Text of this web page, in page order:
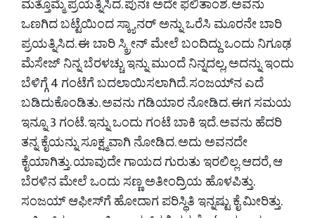
ಮತ್ತೊಮ್ಮೆ ಪ್ರಯತ್ನಿಸಿದ. ಪುನಃ ಅದೇ ಫಲಿತಾಂಶ. ಅವನು
ಒಣಗಿದ ಬಟ್ಟೆಯಿಂದ ಸ್ಕ್ಯಾನರ್ ಅನ್ನು ಒರೆಸಿ ಮೂರನೇ ಬಾರಿ
ಪ್ರಯತ್ನಿಸಿದ. ಈ ಬಾರಿ ಸ್ಕ್ರೀನ್ ಮೇಲೆ ಬಂದಿದ್ದು ಒಂದು ನಿಗೂಢ
ಮೆಸೇಜ್ ನಿನ್ನ ಬೆರಳಚ್ಚು ಇನ್ನು ಮುಂದೆ ನಿನ್ನದಲ್ಲ, ಅದನ್ನು ಇಂದು
ಬೆಳಿಗ್ಗೆ 4 ಗಂಟೆಗೆ ಬದಲಾಯಿಸಲಾಗಿದೆ. ಸಂಜಯ್‌ನ ಎದೆ
ಬಡಿದುಕೊಂಡಿತು. ಅವನು ಗಡಿಯಾರ ನೋಡಿದ. ಈಗ ಸಮಯ
ಇನ್ನೂ 3 ಗಂಟೆ. ಇನ್ನು ಒಂದು ಗಂಟೆ ಬಾಕಿ ಇದೆ. ಅವನು ಹೆದರಿ
ತನ್ನ ಕೈಯನ್ನು ಸೂಕ್ಷ್ಮವಾಗಿ ನೋಡಿದ. ಅದು ಅವನದೇ
ಕೈಯಾಗಿತ್ತು. ಯಾವುದೇ ಗಾಯದ ಗುರುತು ಇರಲಿಲ್ಲ. ಆದರೆ, ಆ
ಬೆರಳಿನ ಮೇಲೆ ಒಂದು ಸಣ್ಣ ಅತೀಂದ್ರಿಯ ಹೊಳಪಿತ್ತು.
ಸಂಜಯ್ ಆಫೀಸ್‌ಗೆ ಹೋದಾಗ ಪರಿಸ್ಥಿತಿ ಇನ್ನಷ್ಟು ಕೈ ಮೀರಿತ್ತು.